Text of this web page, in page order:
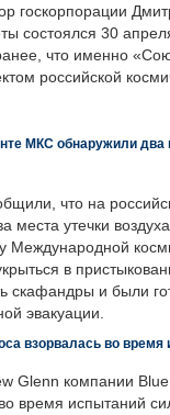
госкорпорации
состоялся 30
что именно
российской
МКС обнаружили два
что на
места утечки
Международной
в
скафандры и были
эвакуации.
взорвалась во время
Glenn компании
время испытаний